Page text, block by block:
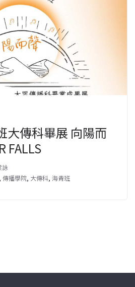
大傳科畢展 向陽而
FALLS
詠
, 傳播學院, 大傳科, 海青班